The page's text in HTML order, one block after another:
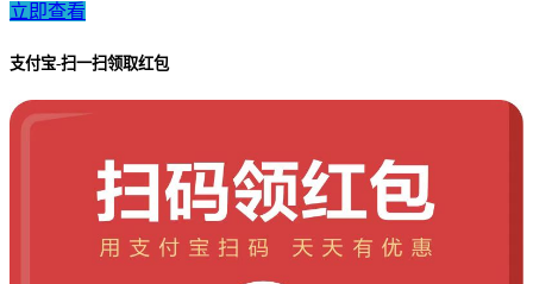
立即查看
支付宝-扫一扫领取红包